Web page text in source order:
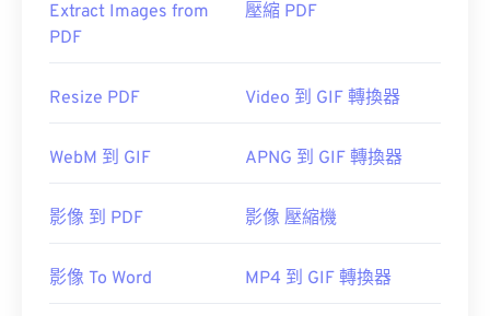
Extract Images from
PDF
壓縮 PDF
Resize PDF Video 到 GIF 轉換器
WebM 到 GIF APNG 到 GIF 轉換器
影像 到 PDF 影像 壓縮機
影像 To Word MP4 到 GIF 轉換器